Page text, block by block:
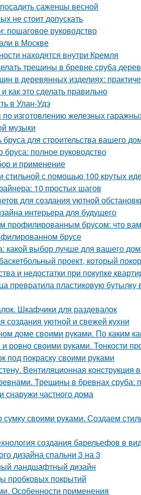
саженцы весной
не стоит допускать
пошаговое руководство
в Москве
находятся внутри Кремля
трещины в бревне сруба
в деревянных изделиях:
как это сделать правильно
в Улан-Удэ
изготовлению железных
музыки
для строительства вашего
полное руководство
и применение
стильной с помощью 100 крутых
10 простых шагов
для создания уютной
интерьера для будущего
брусом: что вам
брусе
какой выбор лучше для вашего
проект, который
и недостатки при покупке
превратила пластиковую
Шкафчики для раздевалок
создания уютной и свежей кухни
доме своими руками. По каким
ровно своими руками. Тонкости
под покраску своими руками
Вентиляционная конструкция
Трещины в бревнах сруба:
снаружи частного дома
своими руками. Создаем
создания барельефов в
дизайна спальни 3 на 3
ландшафтный дизайн
пробковых покрытий
Особенности применения